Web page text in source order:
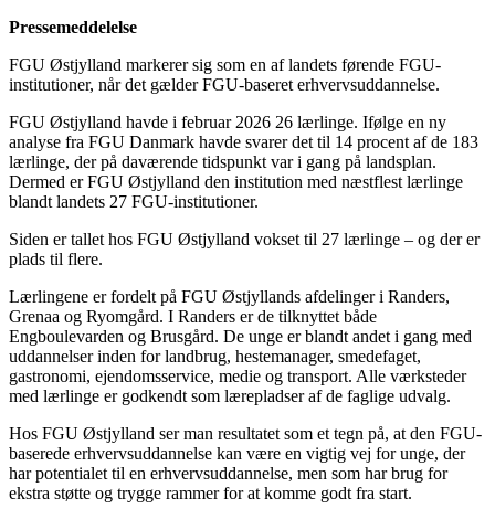
Pressemeddelelse
FGU Østjylland markerer sig som en af landets førende FGU-
institutioner, når det gælder FGU-baseret erhvervsuddannelse.
FGU Østjylland havde i februar 2026 26 lærlinge. Ifølge en ny
analyse fra FGU Danmark havde svarer det til 14 procent af de 183
lærlinge, der på daværende tidspunkt var i gang på landsplan.
Dermed er FGU Østjylland den institution med næstflest lærlinge
blandt landets 27 FGU-institutioner.
Siden er tallet hos FGU Østjylland vokset til 27 lærlinge – og der er
plads til flere.
Lærlingene er fordelt på FGU Østjyllands afdelinger i Randers,
Grenaa og Ryomgård. I Randers er de tilknyttet både
Engboulevarden og Brusgård. De unge er blandt andet i gang med
uddannelser inden for landbrug, hestemanager, smedefaget,
gastronomi, ejendomsservice, medie og transport. Alle værksteder
med lærlinge er godkendt som lærepladser af de faglige udvalg.
Hos FGU Østjylland ser man resultatet som et tegn på, at den FGU-
baserede erhvervsuddannelse kan være en vigtig vej for unge, der
har potentialet til en erhvervsuddannelse, men som har brug for
ekstra støtte og trygge rammer for at komme godt fra start.